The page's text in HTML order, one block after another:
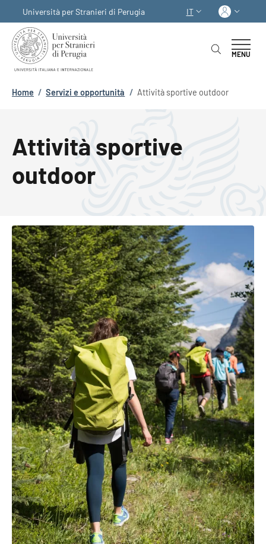
Università per Stranieri di Perugia
SELETTORE LINGUA:
IT
MENU
Briciole di pane
Home / Servizi e opportunità / Attività sportive outdoor
Attività sportive
outdoor